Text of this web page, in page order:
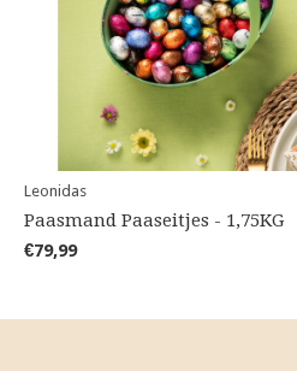
Leonidas
Paasmand Paaseitjes - 1,75KG
€79,99